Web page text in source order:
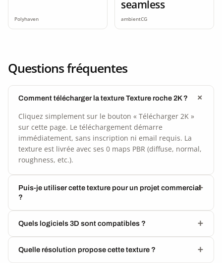
Polyhaven
seamless
ambientCG
Questions fréquentes
Comment télécharger la texture Texture roche 2K ?
Cliquez simplement sur le bouton « Télécharger 2K »
sur cette page. Le téléchargement démarre
immédiatement, sans inscription ni email requis. La
texture est livrée avec ses 0 maps PBR (diffuse, normal,
roughness, etc.).
Puis-je utiliser cette texture pour un projet commercial
?
Quels logiciels 3D sont compatibles ?
Quelle résolution propose cette texture ?